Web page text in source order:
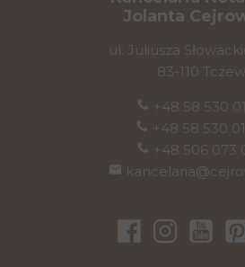
Jolanta
ul. Juliusza
83-110 Tczew
+48 58 530
+48 58 530
+48 506 073